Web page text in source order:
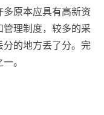
原本应具有高新资
理制度，较多的采
分的地方丢了分。完
。